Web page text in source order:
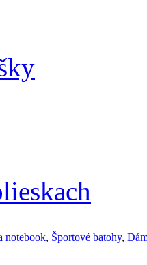
notebook, Športové batohy,